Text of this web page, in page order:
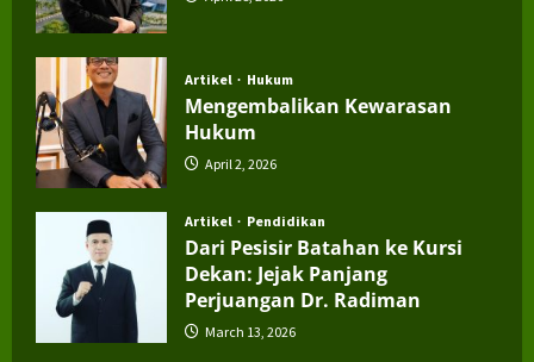
Artikel Hukum
Mengembalikan Kewarasan
Hukum
April 2, 2026
Artikel Pendidikan
Dari Pesisir Batahan ke Kursi
Dekan: Jejak Panjang
Perjuangan Dr. Radiman
March 13, 2026